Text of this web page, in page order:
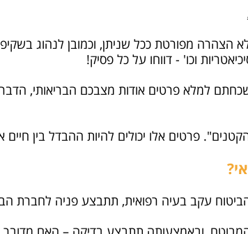
מפורטת ככל שניתן, וכמובן לנהוג
וכו' - דווחו על כל פסיק!
למלא פרטים אודות מצבכם הבריאותי,
פרטים אלו יכולים להיות ההבדל בין חיים
עקב בעיה רפואית, תתבצע פניה לחברת